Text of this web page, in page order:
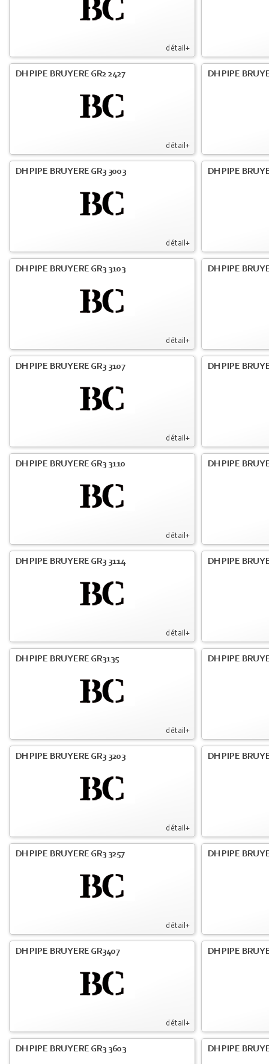
détail+
détail+
DH PIPE BRUYERE GR2 2427 DH PIPE
détail+
DH PIPE BRUYERE GR3 3003 DH PIPE
détail+
DH PIPE BRUYERE GR3 3103 DH PIPE
détail+
DH PIPE BRUYERE GR3 3107 DH PIPE
détail+
DH PIPE BRUYERE GR3 3110 DH PIPE
détail+
DH PIPE BRUYERE GR3 3114 DH PIPE
détail+
DH PIPE BRUYERE GR3135 DH PIPE
détail+
DH PIPE BRUYERE GR3 3203 DH PIPE
détail+
DH PIPE BRUYERE GR3 3257 DH PIPE
détail+
DH PIPE BRUYERE GR3407 DH PIPE
DH PIPE BRUYERE GR3 3603 DH PIPE